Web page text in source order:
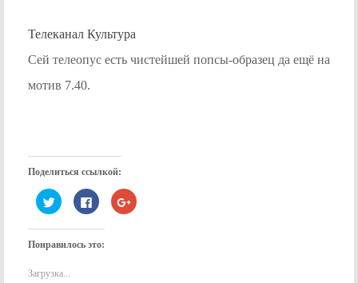
Телеканал Культура
Сей телеопус есть чистейшей попсы-образец да ещё на
мотив 7.40.
Поделиться ссылкой:
Нажмите,
чтобы
поделиться
на
(Открывается
окне)
Нажмите
здесь,
чтобы
поделиться
на
Нажмите,
чтобы
Понравилось это:
Загрузка...